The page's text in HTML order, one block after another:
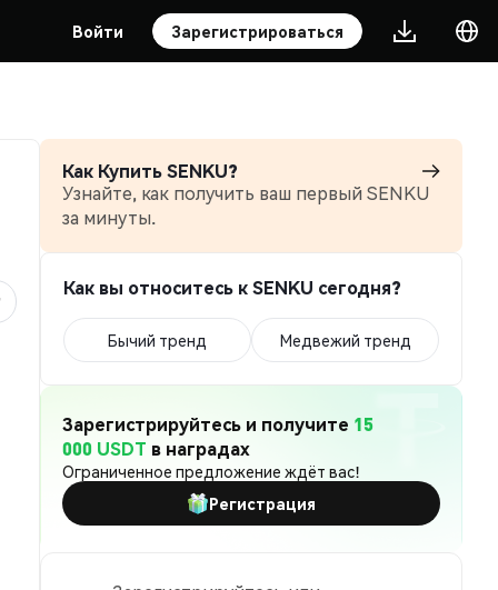
Войти Зарегистрироваться
Как Купить SENKU?
Узнайте, как получить ваш первый SENKU
за минуты.
Как вы относитесь к SENKU сегодня?
Бычий тренд Медвежий тренд
Зарегистрируйтесь и получите 15
000 USDT в наградах
Ограниченное предложение ждёт вас!
Регистрация